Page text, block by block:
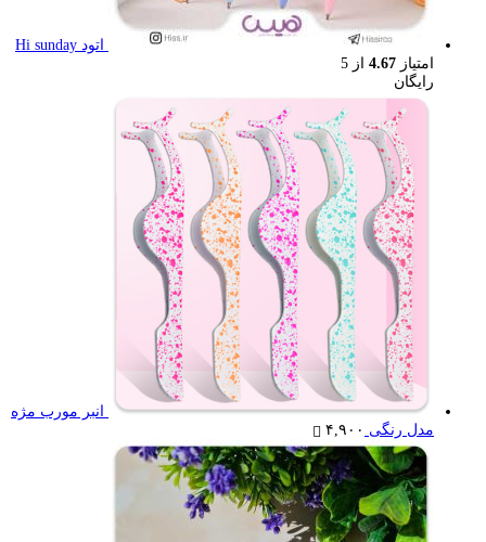
اتود Hi sunday
امتیاز 4.67 از 5
رایگان
انبر مورب مژه
مدل رنگی ۴,۹۰۰